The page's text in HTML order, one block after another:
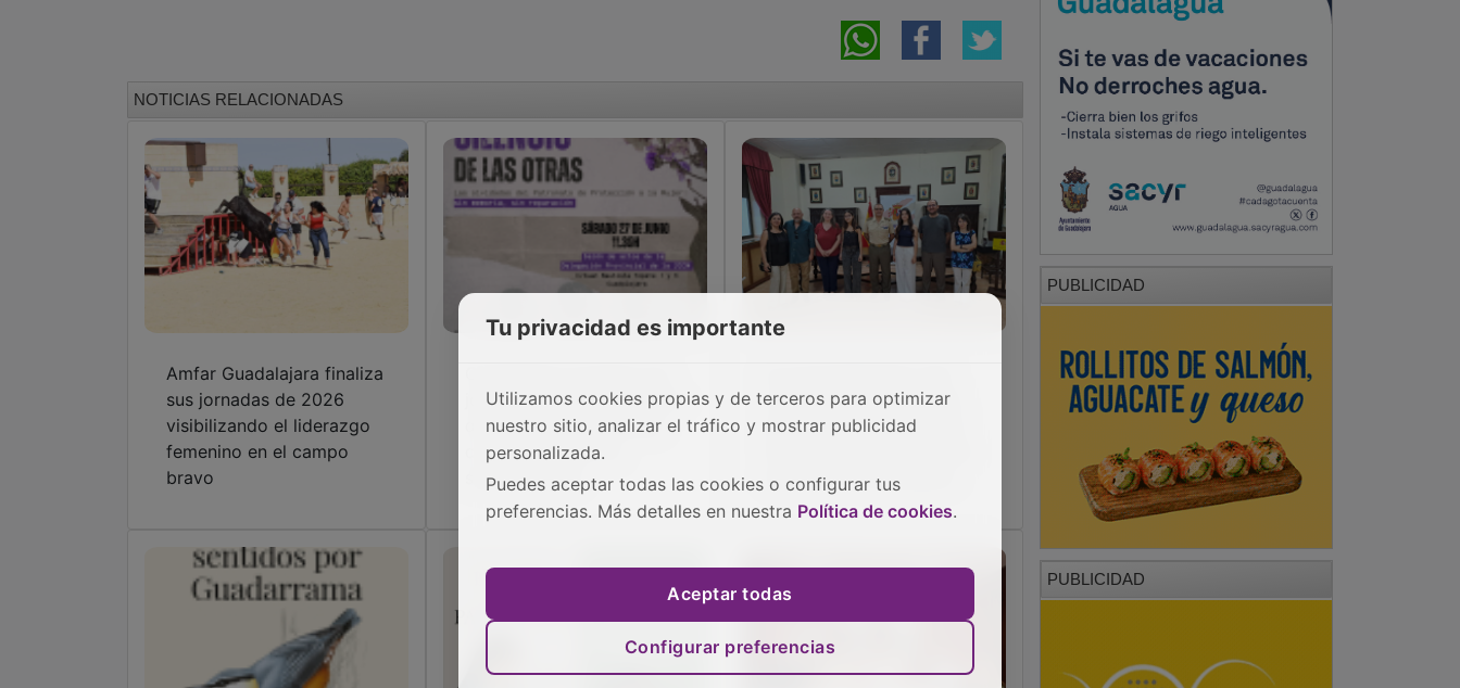
NOTICIAS RELACIONADAS
Amfar Guadalajara finaliza
sus jornadas de 2026
visibilizando el liderazgo
femenino en el campo
bravo
jornada sobre el Patronato
de Protección a la Mujer
con testimonios de
supervivientes
Carlos acoge la entrega
de premios del concurso
español en Guadalajara
PUBLICIDAD
PUBLICIDAD
Tu privacidad es importante
Utilizamos cookies propias y de terceros para optimizar
nuestro sitio, analizar el tráfico y mostrar publicidad
personalizada.
Puedes aceptar todas las cookies o configurar tus
preferencias. Más detalles en nuestra Política de cookies.
Aceptar todas
Configurar preferencias